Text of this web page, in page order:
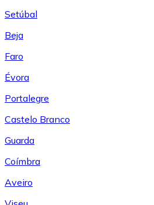
Setúbal
Beja
Faro
Évora
Portalegre
Castelo Branco
Guarda
Coímbra
Aveiro